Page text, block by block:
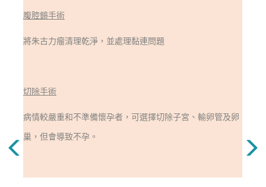
腹腔鏡手術
將朱古力瘤清理乾淨，並處理黏連問題
切除手術
病情較嚴重和不準備懷孕者，可選擇切除子宮、輸卵管及卵
巢，但會導致不孕。